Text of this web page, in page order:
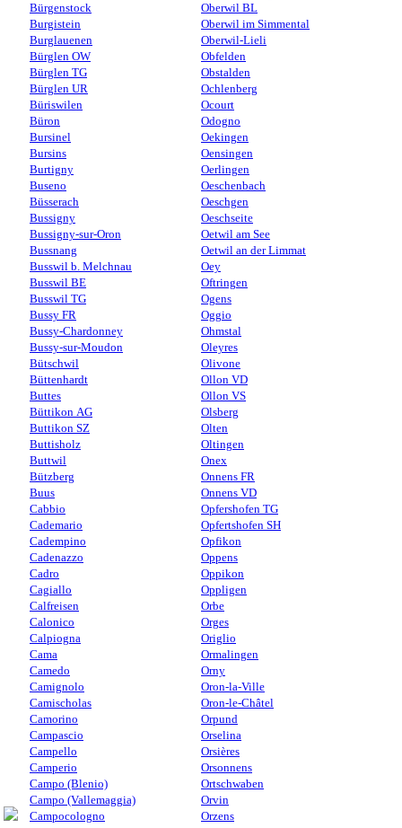
Bürgenstock
Burgistein
Burglauenen
Bürglen OW
Bürglen TG
Bürglen UR
Büriswilen
Büron
Bursinel
Bursins
Burtigny
Buseno
Büsserach
Bussigny
Bussigny-sur-Oron
Bussnang
Busswil b. Melchnau
Busswil BE
Busswil TG
Bussy FR
Bussy-Chardonney
Bussy-sur-Moudon
Bütschwil
Büttenhardt
Buttes
Büttikon AG
Buttikon SZ
Buttisholz
Buttwil
Bützberg
Buus
Cabbio
Cademario
Cadempino
Cadenazzo
Cadro
Cagiallo
Calfreisen
Calonico
Calpiogna
Cama
Camedo
Camignolo
Camischolas
Camorino
Campascio
Campello
Camperio
Campo (Blenio)
Campo (Vallemaggia)
Campocologno
Oberwil BL
Oberwil im Simmental
Oberwil-Lieli
Obfelden
Obstalden
Ochlenberg
Ocourt
Odogno
Oekingen
Oensingen
Oerlingen
Oeschenbach
Oeschgen
Oeschseite
Oetwil am See
Oetwil an der Limmat
Oey
Oftringen
Ogens
Oggio
Ohmstal
Oleyres
Olivone
Ollon VD
Ollon VS
Olsberg
Olten
Oltingen
Onex
Onnens FR
Onnens VD
Opfershofen TG
Opfertshofen SH
Opfikon
Oppens
Oppikon
Oppligen
Orbe
Orges
Origlio
Ormalingen
Orny
Oron-la-Ville
Oron-le-Châtel
Orpund
Orselina
Orsières
Orsonnens
Ortschwaben
Orvin
Orzens